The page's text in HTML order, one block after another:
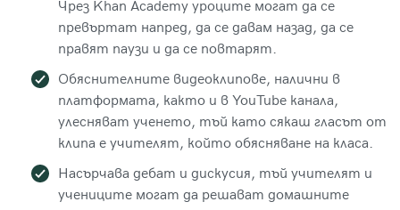
Чрез Khan Academy уроците могат да се
превъртат напред, да се давам назад, да се
правят паузи и да се повтарят.
Обяснителните видеоклипове, налични в
платформата, както и в YouTube канала,
улесняват ученето, тъй като сякаш гласът от
клипа е учителят, който обясняване на класа.
Насърчава дебат и дискусия, тъй учителят и
учениците могат да решават домашните